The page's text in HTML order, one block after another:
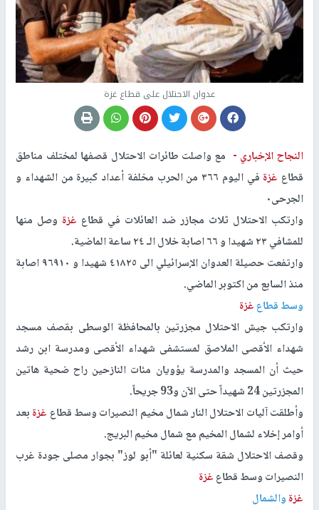
عدوان الاحتلال على قطاع غزة
النجاح الإخباري - مع واصلت طائرات الاحتلال قصفها لمختلف مناطق
قطاع غزة
في اليوم ٣٦٦ من الحرب مخلفة أعداد كبيرة من الشهداء و
الجرحى٠
وارتكب الاحتلال ثلاث مجازر ضد العائلات في قطاع غزة وصل منها
للمشافي ٢٣ شهيدا و ٦٦ اصابة خلال الـ ٢٤ ساعة الماضية.
وارتفعت حصيلة العدوان الإسرائيلي الى ٤١٨٢٥ شهيدا و ٩٦٩١٠ اصابة
منذ السابع من اكتوبر الماضي.
وسط قطاعغزة
وارتكب جيش الاحتلال مجزرتين بالمحافظة الوسطى بقصف مسجد
شهداء الأقصى الملاصق لمستشفى شهداء الأقصى ومدرسة ابن رشد
حيث أن المسجد والمدرسة يؤويان مئات النازحين راح ضحية هاتين
المجزرتين 24 شهيداً حتى الآن و93 جريحاً.
وأطلقت آليات الاحتلال النار شمال مخيم النصيرات وسط قطاع غزةبعد
أوامر إخلاء لشمال المخيم مع شمال مخيم البريج.
وقصف الاحتلال شقة سكنية لعائلة "أبو لوز" بجوار مصلى جودة غرب
النصيرات وسط قطاعغزة
غزةوالشمال